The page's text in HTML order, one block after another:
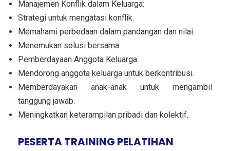
Manajemen Konflik dalam Keluarga:
Strategi untuk mengatasi konflik.
Memahami perbedaan dalam pandangan dan nilai.
Menemukan solusi bersama.
Pemberdayaan Anggota Keluarga:
Mendorong anggota keluarga untuk berkontribusi.
Memberdayakan anak-anak untuk mengambil
tanggung jawab.
Meningkatkan keterampilan pribadi dan kolektif.
PESERTA TRAINING PELATIHAN